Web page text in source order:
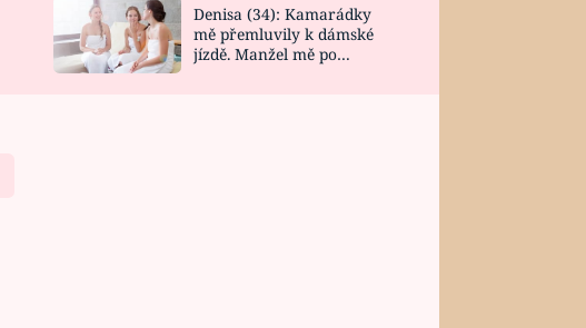
DESIGN
Denisa (34): Kamarádky
mě přemluvily k dámské
jízdě. Manžel mě po